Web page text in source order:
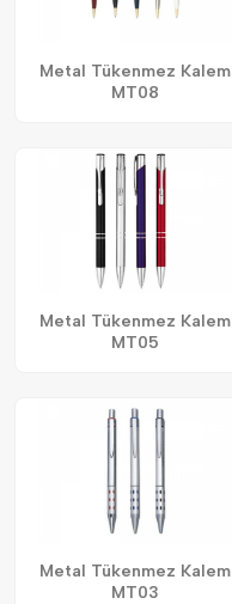
Metal Tükenmez Kalem
MT08
Metal Tükenmez Kalem
MT05
Metal Tükenmez Kalem
MT03